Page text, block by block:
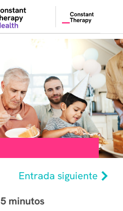
Entrada siguiente
5 minutos